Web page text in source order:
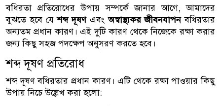
বধিরতা প্রতিরোধের উপায় সম্পর্কে জানার আগে, আমাদের
বুঝতে হবে যেশব্দ দূষণএবংঅস্বাস্থ্যকর জীবনযাপনবধিরতার
অন্যতম প্রধান কারণ। এই দুটি কারণ থেকে নিজেকে রক্ষা করার
জন্য কিছু সহজ পদক্ষেপ অনুসরণ করতে হবে।
শব্দ দূষণ প্রতিরোধ
শব্দ দূষণ বধিরতার প্রধান কারণ। এটি থেকে রক্ষা পাওয়ার কিছু
উপায় নিচে উল্লেখ করা হলো: